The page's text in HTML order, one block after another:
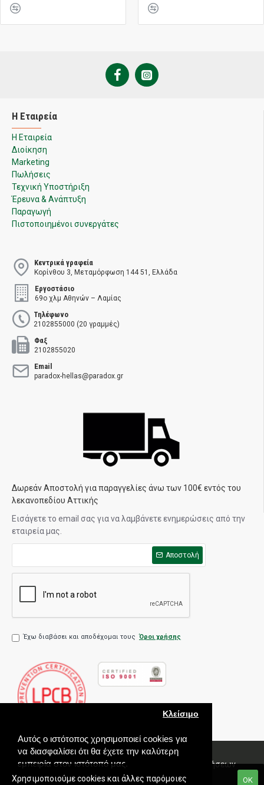
Αυτός ο ιστότοπος χρησιμοποιεί cookies για
να διασφαλίσει ότι θα έχετε την καλύτερη
εμπειρία στον ιστότοπό μας.
Κλείσιμο
Η Εταιρεία
Η Εταιρεία
Διοίκηση
Marketing
Πωλήσεις
Τεχνική Υποστήριξη
Έρευνα & Ανάπτυξη
Παραγωγή
Πιστοποιημένοι συνεργάτες
Κεντρικά γραφεία
Κορίνθου 3, Μεταμόρφωση 144 51, Ελλάδα
Εργοστάσιο
69ο χλμ Αθηνών – Λαμίας
Τηλέφωνο
2102855000 (20 γραμμές)
Φαξ
2102855020
Email
paradox-hellas@paradox.gr
Δωρεάν Αποστολή για παραγγελίες άνω των 100€ εντός του
λεκανοπεδίου Αττικής
Εισάγετε το email σας για να λαμβάνετε ενημερώσεις από την
εταιρεία μας.
Αποστολή
Έχω διαβάσει και αποδέχομαι τους Όροι χρήσης
Πολιτική Ποιότητας Όροι χρήσης
Πολιτική Πωλήσεων
Εγγύηση
ΟΚ
Χρησιμοποιούμε cookies και άλλες παρόμοιες